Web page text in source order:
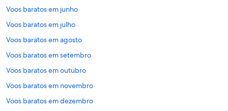
Voos baratos em junho
Voos baratos em julho
Voos baratos em agosto
Voos baratos em setembro
Voos baratos em outubro
Voos baratos em novembro
Voos baratos em dezembro